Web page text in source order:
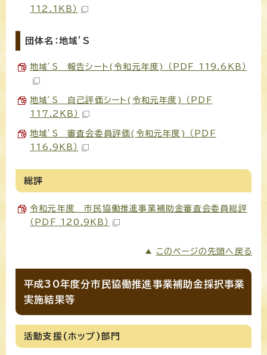
112.1KB）
団体名：地域’S
地域’S 報告シート(令和元年度) （PDF 119.6KB）
地域’S 自己評価シート(令和元年度) （PDF
117.2KB）
地域’S 審査会委員評価(令和元年度) （PDF
116.9KB）
総評
令和元年度 市民協働推進事業補助金審査会委員総評
（PDF 120.9KB）
このページの先頭へ戻る
平成30年度分市民協働推進事業補助金採択事業
実施結果等
活動支援(ホップ)部門